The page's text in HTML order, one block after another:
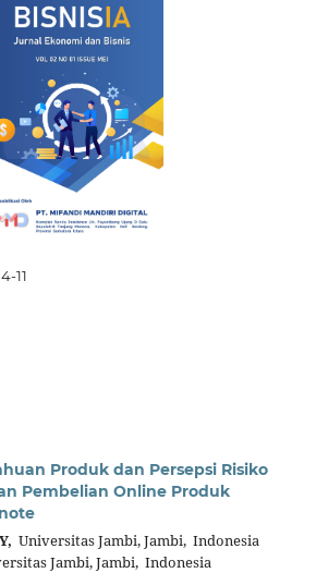
11
Produk dan Persepsi Risiko
Pembelian Online Produk
Universitas Jambi, Jambi, Indonesia
Jambi, Jambi, Indonesia